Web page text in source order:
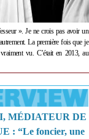
». Je ne crois pas avoir un
La première fois que je
vu. C’était en 2013, au
MÉDIATEUR DE
: “Le foncier, une